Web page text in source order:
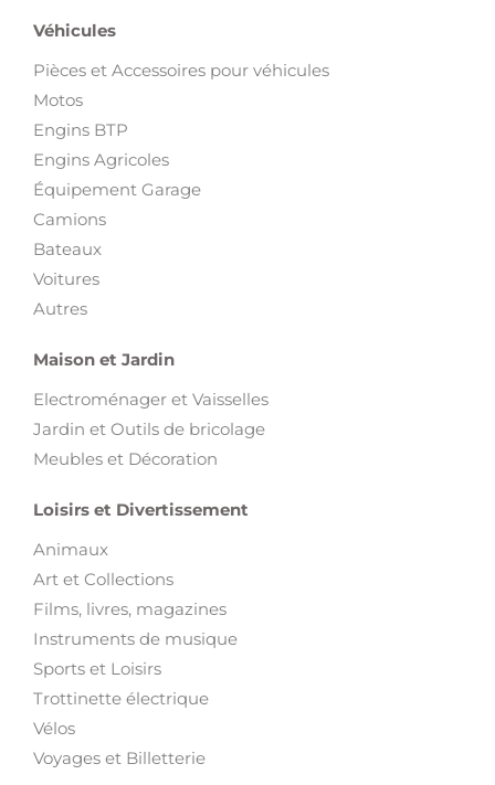
Véhicules
Pièces et Accessoires pour véhicules
Motos
Engins BTP
Engins Agricoles
Équipement Garage
Camions
Bateaux
Voitures
Autres
Maison et Jardin
Electroménager et Vaisselles
Jardin et Outils de bricolage
Meubles et Décoration
Loisirs et Divertissement
Animaux
Art et Collections
Films, livres, magazines
Instruments de musique
Sports et Loisirs
Trottinette électrique
Vélos
Voyages et Billetterie